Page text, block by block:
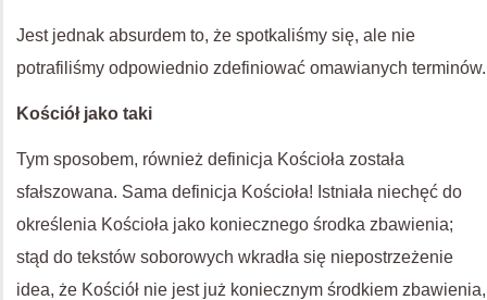
Jest jednak absurdem to, że spotkaliśmy się, ale nie
potrafiliśmy odpowiednio zdefiniować omawianych terminów.
Kościół jako taki
Tym sposobem, również definicja Kościoła została
sfałszowana. Sama definicja Kościoła! Istniała niechęć do
określenia Kościoła jako koniecznego środka zbawienia;
stąd do tekstów soborowych wkradła się niepostrzeżenie
idea, że Kościół nie jest już koniecznym środkiem zbawienia,